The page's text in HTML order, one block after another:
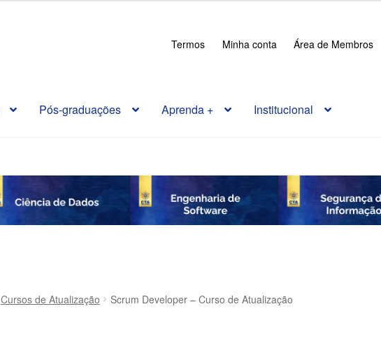
Termos Minha conta Área de Membros
Pós-graduações Aprenda + Institucional
Cursos de Atualização Scrum Developer – Curso de Atualização